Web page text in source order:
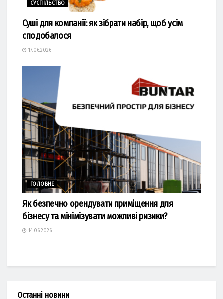
СУСПІЛЬСТВО
Суші для компанії: як зібрати набір, щоб усім
сподобалося
17.06.2026
ГОЛОВНЕ
Як безпечно орендувати приміщення для
бізнесу та мінімізувати можливі ризики?
14.06.2026
Останні новини